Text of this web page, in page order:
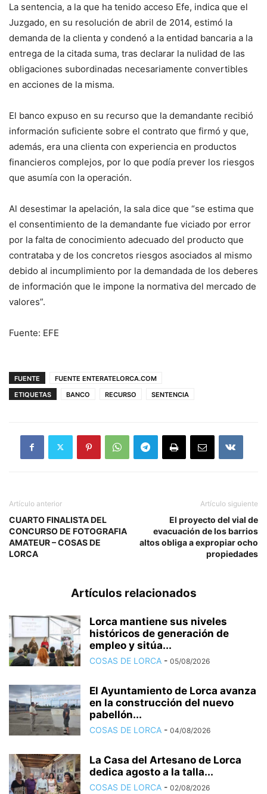
La sentencia, a la que ha tenido acceso Efe, indica que el
Juzgado, en su resolución de abril de 2014, estimó la
demanda de la clienta y condenó a la entidad bancaria a la
entrega de la citada suma, tras declarar la nulidad de las
obligaciones subordinadas necesariamente convertibles
en acciones de la misma.
El banco expuso en su recurso que la demandante recibió
información suficiente sobre el contrato que firmó y que,
además, era una clienta con experiencia en productos
financieros complejos, por lo que podía prever los riesgos
que asumía con la operación.
Al desestimar la apelación, la sala dice que “se estima que
el consentimiento de la demandante fue viciado por error
por la falta de conocimiento adecuado del producto que
contrataba y de los concretos riesgos asociados al mismo
debido al incumplimiento por la demandada de los deberes
de información que le impone la normativa del mercado de
valores”.
Fuente: EFE
FUENTE
FUENTE ENTERATELORCA.COM
ETIQUETAS
BANCO RECURSO SENTENCIA
Artículo anterior
CUARTO FINALISTA DEL
CONCURSO DE FOTOGRAFIA
AMATEUR – COSAS DE
LORCA
Artículo siguiente
El proyecto del vial de
evacuación de los barrios
altos obliga a expropiar ocho
propiedades
Artículos relacionados
Lorca mantiene sus niveles
históricos de generación de
empleo y sitúa...
COSAS DE LORCA - 05/08/2026
El Ayuntamiento de Lorca avanza
en la construcción del nuevo
pabellón...
COSAS DE LORCA - 04/08/2026
La Casa del Artesano de Lorca
dedica agosto a la talla...
COSAS DE LORCA - 02/08/2026